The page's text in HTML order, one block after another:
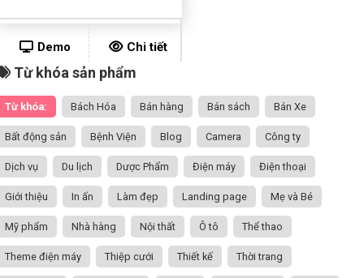
Demo Chi tiết
Từ khóa sản phẩm
Từ khóa: Bách Hóa Bán hàng Bán sách Bán Xe
Bất động sản Bệnh Viện Blog Camera Công ty
Dịch vụ Du lịch Dược Phẩm Điện máy Điện thoại
Giới thiệu In ấn Làm đẹp Landing page Mẹ và Bé
Mỹ phẩm Nhà hàng Nội thất Ô tô Thể thao
Theme điện máy Thiệp cưới Thiết kế Thời trang